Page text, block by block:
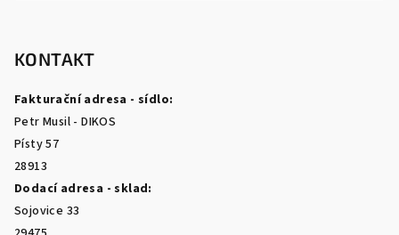
KONTAKT
Fakturační adresa - sídlo:
Petr Musil - DIKOS
Písty 57
28913
Dodací adresa - sklad:
Sojovice 33